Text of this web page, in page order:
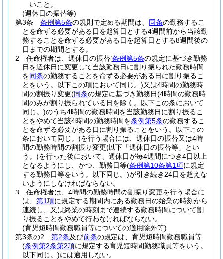
いこと。
(週休日の振替等)
第3条
条例第5条の規則で定める期間は、 同条の勤務するこ
とを命ずる必要がある日を起算日とする4週間前から当該勤
務することを命ずる必要がある日を起算日とする8週間後の
日までの期間とする。
2
任命権者は、週休日の振替(条例第5条の規定に基づき勤務
日を週休日に変更して当該勤務日に割り振られた勤務時間
を同条の勤務することを命ずる必要がある日に割り振るこ
とをいう。以下この項において同じ。)又は4時間の勤務時
間の割振り変更(同条の規定に基づき勤務日(4時間の勤務時
間のみが割り振られている日を除く。以下この条において
同じ。)のうち4時間の勤務時間を当該勤務日に割り振るこ
とをやめて当該4時間の勤務時間を条例第5条の勤務するこ
とを命ずる必要がある日に割り振ることをいう。以下この
条において同じ。)を行う場合には、週休日の振替又は4時
間の勤務時間の割振り変更(以下「週休日の振替等」とい
う。)を行った後において、週休日が毎4週間につき4日以上
となるようにし、かつ、勤務日等(条例第10条第1項に規定
する勤務日等をいう。以下同じ。)が引き続き24日を超えな
いようにしなければならない。
3
任命権者は、4時間の勤務時間の割振り変更を行う場合に
は、 第1項に規定する期間内にある勤務日の始業の時刻から
連続し、又は終業の時刻まで連続する勤務時間について割
り振ることをやめて行わなければならない。
(育児短時間勤務職員等についての適用除外等)
第3条の2
第2条及び前条の規定は、育児短時間勤務職員等
(条例第2条第2項に規定する育児短時間勤務職員等をいう。
以下同じ。)には適用しない。